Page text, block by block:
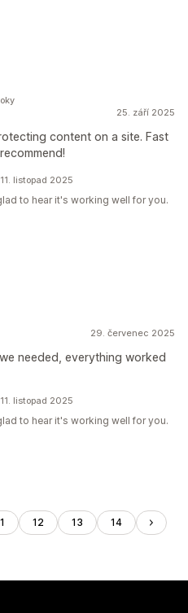
25. září 2025
content on a site. Fast
listopad 2025
to hear it's working well for you.
29. červenec 2025
needed, everything worked
listopad 2025
to hear it's working well for you.
12 13 14